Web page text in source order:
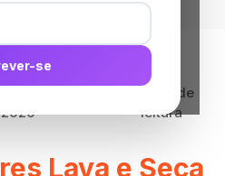
2026
23 min de
leitura
Lava e Seca
se